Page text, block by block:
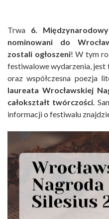
Trwa 6.
nominowani do
zostali ogłoszeni! W tym
festiwalowe wydarzenia, jest
oraz współczesna poezja
laureata Wrocławskiej
całokształt twórczości.
informacji o festiwalu